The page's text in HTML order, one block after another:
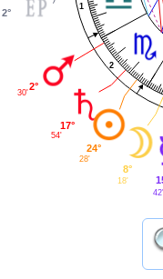
1
2
2°
2°
30'
17°
54'
24°
28'
8°
18'